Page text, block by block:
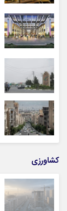
کشاورزی